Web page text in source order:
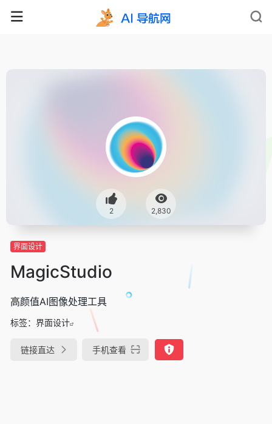
2 2,830
界面设计
MagicStudio
高颜值AI图像处理工具
标签： 界面设计
链接直达 手机查看